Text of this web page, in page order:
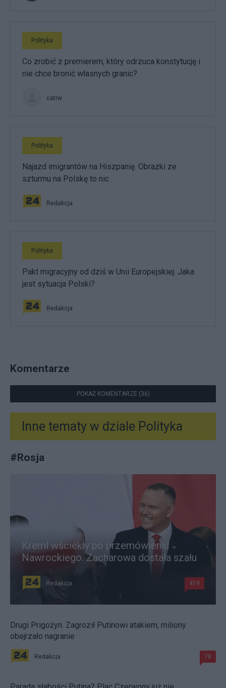
Polityka
Co zrobić z premierem, który odrzuca konstytucję i
nie chce bronić własnych granic?
catrw
Polityka
Najazd imigrantów na Hiszpanię. Obrazki ze
szturmu na Polskę to nic
Redakcja
Polityka
Pakt migracyjny od dziś w Unii Europejskiej. Jaka
jest sytuacja Polski?
Redakcja
Komentarze
POKAŻ KOMENTARZE (36)
Inne tematy w dziale Polityka
#Rosja
Kreml wściekły po przemówieniu
Nawrockiego. Zacharowa dostała szału
Redakcja 419
Drugi Prigożyn. Zagroził Putinowi atakiem, miliony
obejrzało nagranie
Redakcja 78